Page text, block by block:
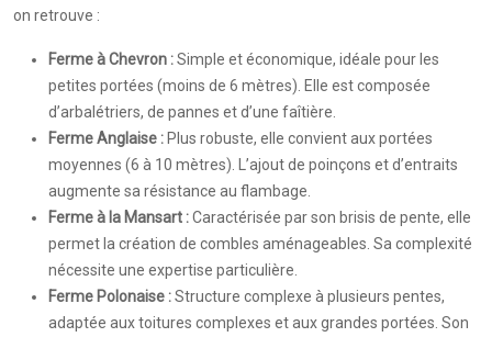
on retrouve :
Ferme à Chevron :Simple et économique, idéale pour les
petites portées (moins de 6 mètres). Elle est composée
d’arbalétriers, de pannes et d’une faîtière.
Ferme Anglaise : Plus robuste, elle convient aux portées
moyennes (6 à 10 mètres). L’ajout de poinçons et d’entraits
augmente sa résistance au flambage.
Ferme à la Mansart :Caractérisée par son brisis de pente, elle
permet la création de combles aménageables. Sa complexité
nécessite une expertise particulière.
Ferme Polonaise :Structure complexe à plusieurs pentes,
adaptée aux toitures complexes et aux grandes portées. Son